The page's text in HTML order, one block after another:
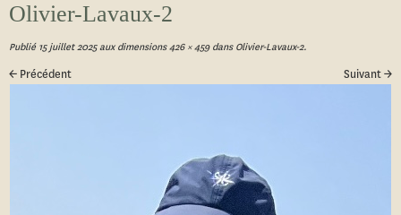
Olivier-Lavaux-2
Publié 15 juillet 2025aux dimensions426 × 459dansOlivier-Lavaux-2.
← Précédent Suivant →